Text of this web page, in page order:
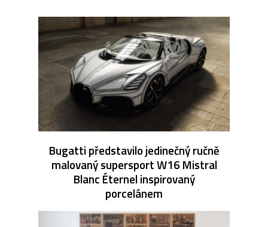
Bugatti představilo jedinečný ručně
malovaný supersport W16 Mistral
Blanc Éternel inspirovaný
porcelánem